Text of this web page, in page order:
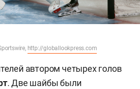
http://globallookpress.com
автором четырех голов
. Две шайбы были